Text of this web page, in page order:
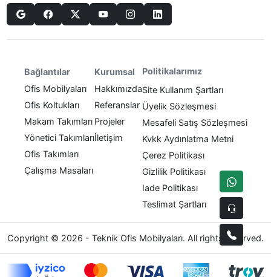
Bağlantılar
Ofis Mobilyaları
Ofis Koltukları
Makam Takımları
Yönetici Takımları
Ofis Takımları
Çalışma Masaları
Kurumsal
Hakkımızda
Referanslar
Projeler
İletişim
Politikalarımız
Site Kullanım Şartları
Üyelik Sözleşmesi
Mesafeli Satış Sözleşmesi
Kvkk Aydınlatma Metni
Çerez Politikası
Gizlilik Politikası
Iade Politikası
Teslimat Şartları
Copyright © 2026 - Teknik Ofis Mobilyaları. All rights reserved.